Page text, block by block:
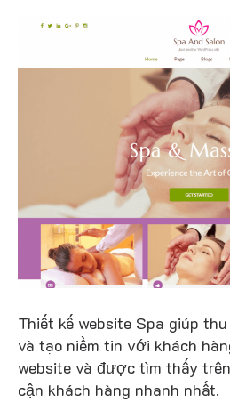
Thiết kế website Spa giúp
và tạo niềm tin với khách
website và được tìm thấy
cận khách hàng nhanh nhất.